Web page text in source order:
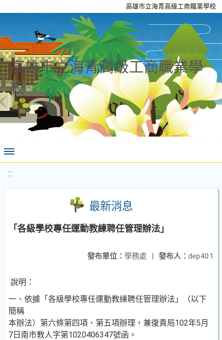
高雄市立海青高級工商職業學校
高雄市立海青高級工商職業學
校
:::
最新消息
「各級學校專任運動教練聘任管理辦法」
發布人： dep401
發布單位： 學務處 |
說明：
一、依據「各級學校專任運動教練聘任管理辦法」（以下
簡稱
本辦法）第六條第四項、第五項辦理，兼復貴局102年5月
7日南市教人字第1020406347號函。